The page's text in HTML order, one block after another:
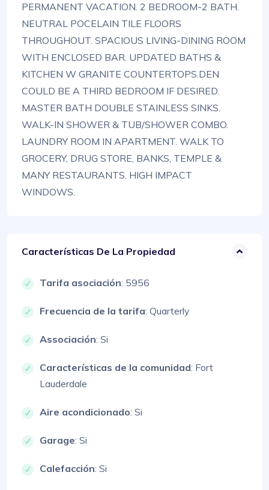
PERMANENT VACATION. 2 BEDROOM-2 BATH.
NEUTRAL POCELAIN TILE FLOORS
THROUGHOUT. SPACIOUS LIVING-DINING ROOM
WITH ENCLOSED BAR. UPDATED BATHS &
KITCHEN W GRANITE COUNTERTOPS.DEN
COULD BE A THIRD BEDROOM IF DESIRED.
MASTER BATH DOUBLE STAINLESS SINKS.
WALK-IN SHOWER & TUB/SHOWER COMBO.
LAUNDRY ROOM IN APARTMENT. WALK TO
GROCERY, DRUG STORE, BANKS, TEMPLE &
MANY RESTAURANTS. HIGH IMPACT
WINDOWS.
Características De La Propiedad
Tarifa asociación: 5956
Frecuencia de la tarifa: Quarterly
Associación: Si
Características de la comunidad: Fort
Lauderdale
Aire acondicionado: Si
Garage: Si
Calefacción: Si